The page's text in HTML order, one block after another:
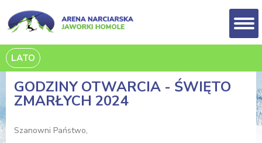
LATO
GODZINY OTWARCIA - ŚWIĘTO
ZMARŁYCH 2024
Szanowni Państwo,